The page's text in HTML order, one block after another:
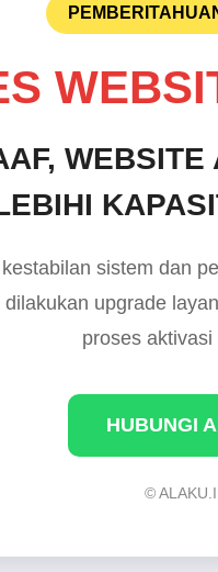
WEBSITE
sistem dan
upgrade
proses aktivasi
HUBUNGI
©